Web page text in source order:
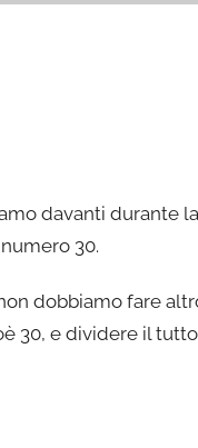
davanti durante
30.
dobbiamo fare
30, e dividere il tutto